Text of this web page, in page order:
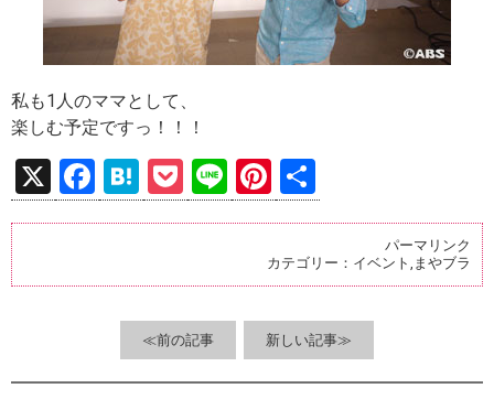
私も1人のママとして、
楽しむ予定ですっ！！！
X
F
a
b
k
H
at
n
a
P
o
et
Li
n
Pi
nt
er
es
t
有
パーマリンク
カテゴリー： イベント , まやブラ
≪前の記事 新しい記事≫